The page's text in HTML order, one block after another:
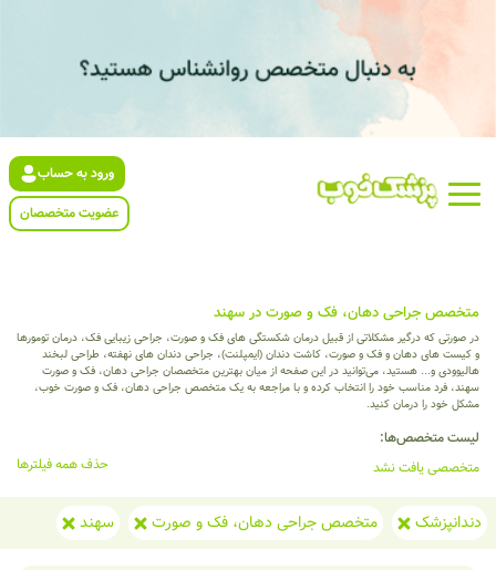
ورود به حساب
عضویت متخصصان
متخصص جراحی دهان، فک و صورت در سهند
در صورتی که درگیر مشکلاتی از قبیل درمان شکستگی های فک و صورت، جراحی زیبایی فک، درمان تومورها
و کیست های دهان و فک و صورت، کاشت دندان (ایمپلنت)، جراحی دندان های نهفته، طراحی لبخند
هالیوودی و... هستید، می‌توانید در این صفحه از میان بهترین متخصصان جراحی دهان، فک و صورت
سهند، فرد مناسب خود را انتخاب کرده و با مراجعه به یک متخصص جراحی دهان، فک و صورت خوب،
مشکل خود را درمان کنید.
لیست متخصص‌ها:
متخصصی یافت نشد
حذف همه فیلترها
دندانپزشک متخصص جراحی دهان، فک و صورت سهند